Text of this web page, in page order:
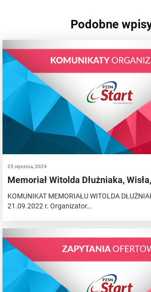
Podobne
25 stycznia, 2024
Memoriał Witolda Dłużniaka,
KOMUNIKAT MEMORIAŁU WITOLDA
21.09.2022 r. Organizator…